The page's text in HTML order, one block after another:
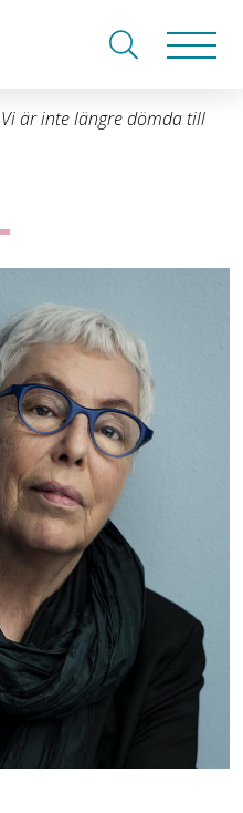
Vi är inte längre dömda till